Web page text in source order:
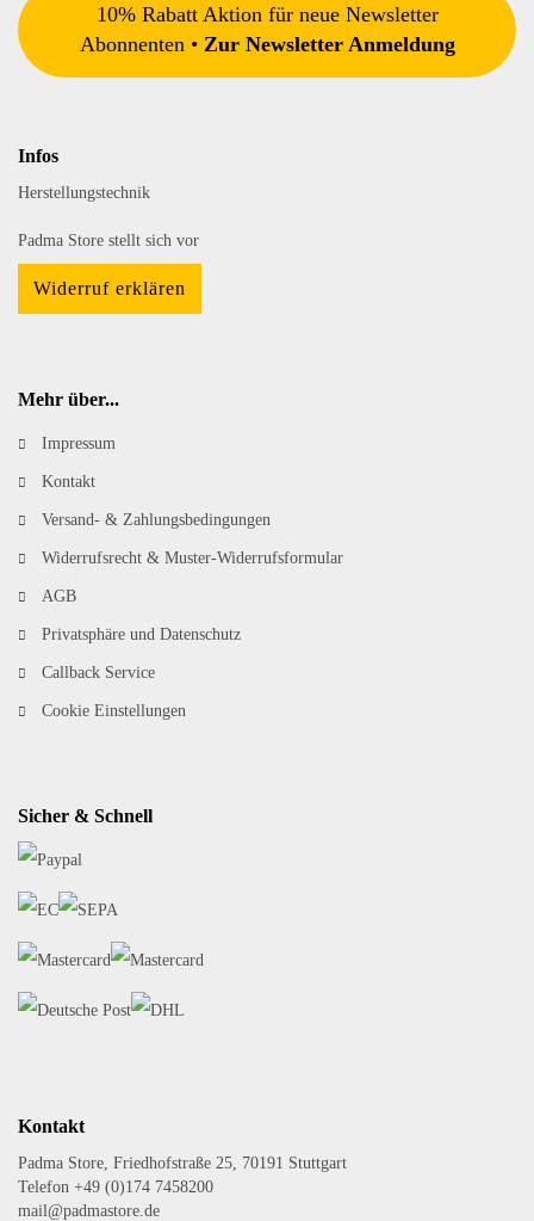
10% Rabatt Aktion für neue Newsletter
Abonnenten • Zur Newsletter Anmeldung
Infos
Herstellungstechnik
Padma Store stellt sich vor
Widerruf erklären
Mehr über...
Impressum
Kontakt
Versand- & Zahlungsbedingungen
Widerrufsrecht & Muster-Widerrufsformular
AGB
Privatsphäre und Datenschutz
Callback Service
Cookie Einstellungen
Sicher & Schnell
Kontakt
Padma Store, Friedhofstraße 25, 70191 Stuttgart
Telefon +49 (0)174 7458200
mail@padmastore.de